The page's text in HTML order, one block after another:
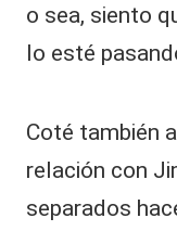
o sea, siento
lo esté
Coté también
relación con
separados